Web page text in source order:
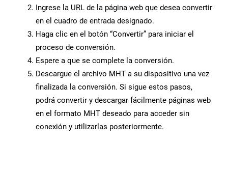
Ingrese la URL de la página web que desea convertir
en el cuadro de entrada designado.
Haga clic en el botón “Convertir” para iniciar el
proceso de conversión.
Espere a que se complete la conversión.
Descargue el archivo MHT a su dispositivo una vez
finalizada la conversión. Si sigue estos pasos,
podrá convertir y descargar fácilmente páginas web
en el formato MHT deseado para acceder sin
conexión y utilizarlas posteriormente.